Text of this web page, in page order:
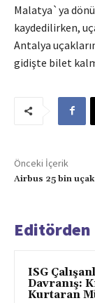
Malatya`ya
kaydedilirken,
Antalya
gidişte bilet
Önceki İçerik
Airbus 25 bin
Editörden
ISG
Davranış:
Kurtaran